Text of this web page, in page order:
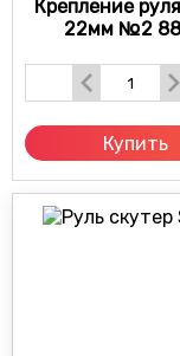
Крепление
22мм №2
Купить